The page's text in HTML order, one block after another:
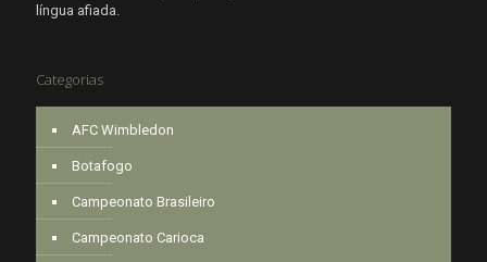
língua afiada.
Categorias
AFC Wimbledon
Botafogo
Campeonato Brasileiro
Campeonato Carioca